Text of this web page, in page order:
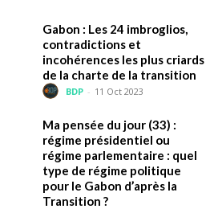
Gabon : Les 24 imbroglios,
contradictions et
incohérences les plus criards
de la charte de la transition
BDP - 11 Oct 2023
Ma pensée du jour (33) :
régime présidentiel ou
régime parlementaire : quel
type de régime politique
pour le Gabon d’après la
Transition ?